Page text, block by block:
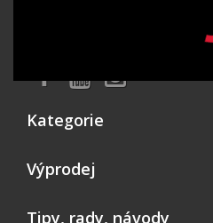
Kategorie
Výprodej
Tipy, rady, návody